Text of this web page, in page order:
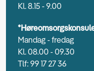
Kl. 8.15 - 9.00
Mandag - fredag
Kl. 08.00 - 09.30
Tlf: 99 17 27 36